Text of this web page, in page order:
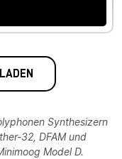
Synthesizern
32, DFAM und
Model D.